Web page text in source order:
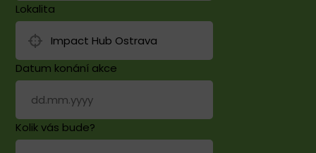
Lokalita
Datum konání akce
Kolik vás bude?